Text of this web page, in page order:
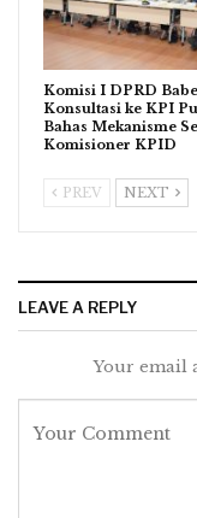
Komisi I DPRD
Konsultasi ke KPI
Bahas Mekanisme
Komisioner KPID
PREV NEXT
LEAVE A REPLY
Your email